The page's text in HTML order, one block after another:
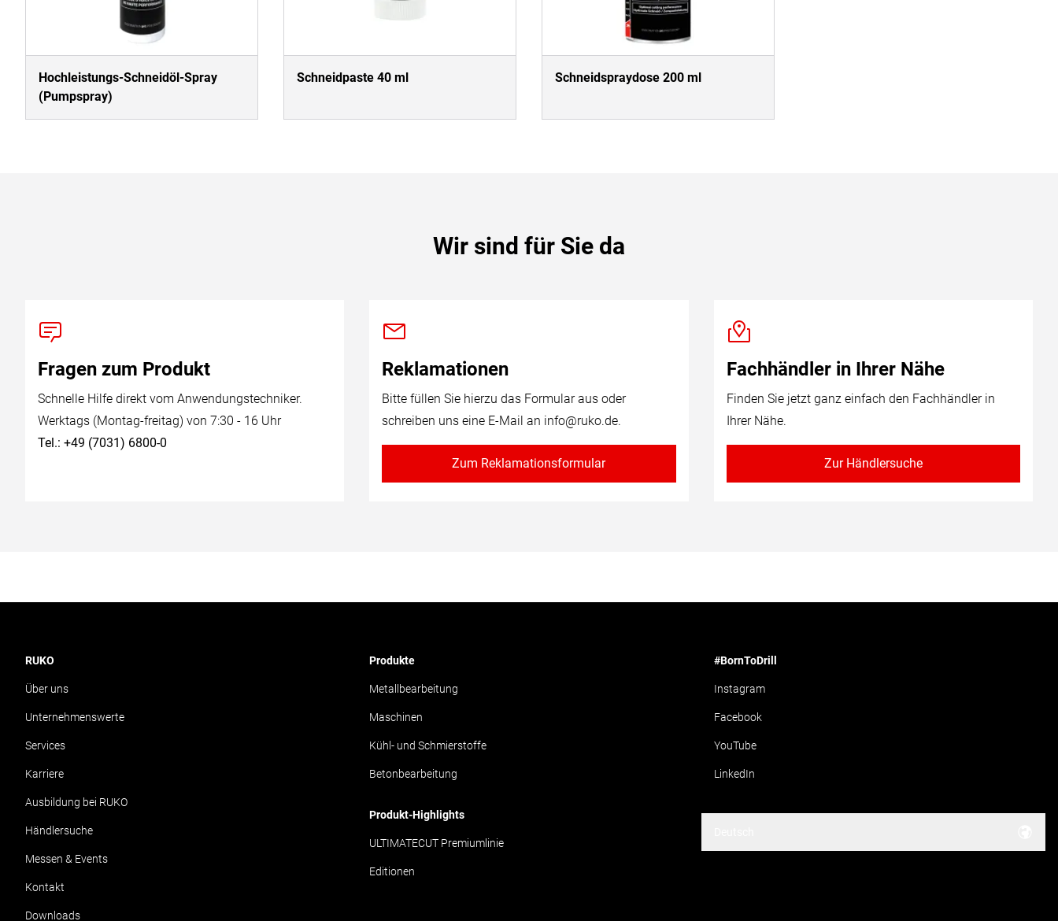
Hochleistungs-Schneidöl-Spray
(Pumpspray)
Schneidpaste 40 ml Schneidspraydose 200 ml
Wir sind für Sie da
Fragen zum Produkt
Schnelle Hilfe direkt vom Anwendungstechniker.
Werktags (Montag-freitag) von 7:30 - 16 Uhr
Tel.: +49 (7031) 6800-0
Reklamationen
Bitte füllen Sie hierzu das Formular aus oder
schreiben uns eine E-Mail an info@ruko.de.
Zum Reklamationsformular
Fachhändler in Ihrer Nähe
Finden Sie jetzt ganz einfach den Fachhändler in
Ihrer Nähe.
Zur Händlersuche
RUKO
Über uns
Unternehmenswerte
Services
Karriere
Ausbildung bei RUKO
Händlersuche
Messen & Events
Kontakt
Downloads
Produkte
Metallbearbeitung
Maschinen
Kühl- und Schmierstoffe
Betonbearbeitung
Produkt-Highlights
ULTIMATECUT Premiumlinie
Editionen
#BornToDrill
Instagram
Facebook
YouTube
LinkedIn